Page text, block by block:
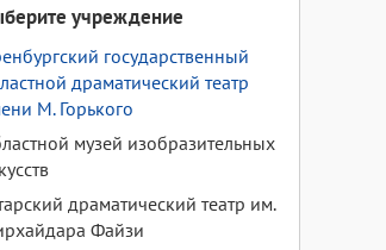
учреждение
государственный
драматический театр
М. Горького
музей изобразительных
драматический театр им.
Файзи